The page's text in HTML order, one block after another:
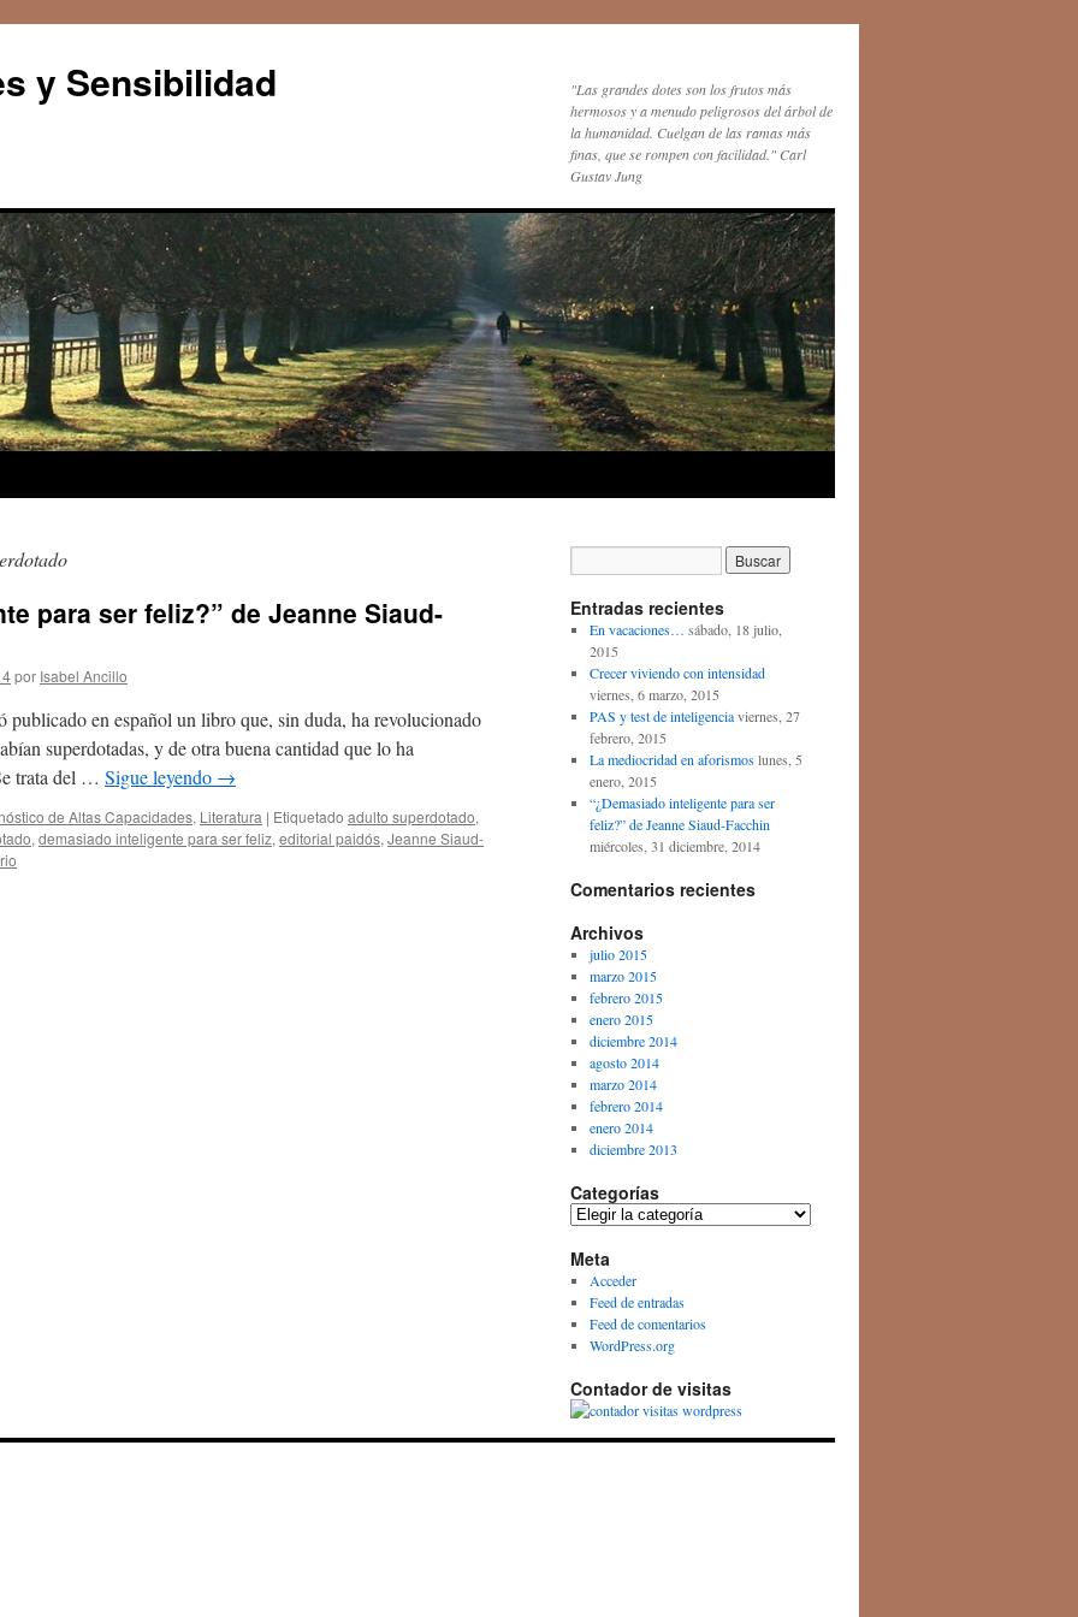
y Sensibilidad
"Las grandes dotes son los frutos más
hermosos y a menudo peligrosos del árbol de
la humanidad. Cuelgan de las ramas más
finas, que se rompen con facilidad." Carl
Gustav Jung
para ser feliz?” de Jeanne Siaud-
por Isabel Ancillo
publicado en español un libro que, sin duda, ha revolucionado
superdotadas, y de otra buena cantidad que lo ha
trata del … Sigue leyendo →
de Altas Capacidades, Literatura | Etiquetado adulto superdotado,
, demasiado inteligente para ser feliz, editorial paidós, Jeanne Siaud-
Entradas recientes
En vacaciones… sábado, 18 julio,
2015
Crecer viviendo con intensidad
viernes, 6 marzo, 2015
PAS y test de inteligencia viernes, 27
febrero, 2015
La mediocridad en aforismos lunes, 5
enero, 2015
“¿Demasiado inteligente para ser
feliz?” de Jeanne Siaud-Facchin
miércoles, 31 diciembre, 2014
Comentarios recientes
Archivos
julio 2015
marzo 2015
febrero 2015
enero 2015
diciembre 2014
agosto 2014
marzo 2014
febrero 2014
enero 2014
diciembre 2013
Categorías
Categorías
Meta
Acceder
Feed de entradas
Feed de comentarios
WordPress.org
Contador de visitas